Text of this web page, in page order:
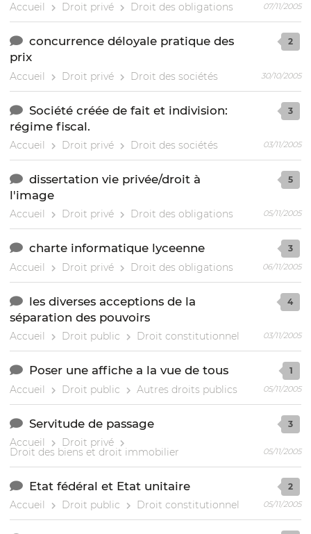
Accueil Droit privé Droit des obligations 07/11/2005
concurrence déloyale pratique des
prix
Accueil Droit privé Droit des sociétés
2
30/10/2005
Société créée de fait et indivision:
régime fiscal.
Accueil Droit privé Droit des sociétés
3
03/11/2005
dissertation vie privée/droit à
l'image
Accueil Droit privé Droit des obligations
5
05/11/2005
charte informatique lyceenne
Accueil Droit privé Droit des obligations
3
06/11/2005
les diverses acceptions de la
séparation des pouvoirs
Accueil Droit public Droit constitutionnel
4
03/11/2005
Poser une affiche a la vue de tous
Accueil Droit public Autres droits publics
1
05/11/2005
Servitude de passage
Accueil Droit privé
Droit des biens et droit immobilier
3
05/11/2005
Etat fédéral et Etat unitaire
Accueil Droit public Droit constitutionnel
2
05/11/2005